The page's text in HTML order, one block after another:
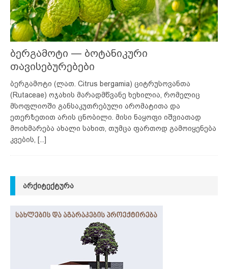
ბერგამოტი — ბოტანიკური
თავისებურებები
ბერგამოტი (ლათ. Citrus bergamia) ციტრუსოვანთა
(Rutaceae) ოჯახის მარადმწვანე ხეხილია, რომელიც
მსოფლიოში განსაკუთრებული არომატითა და
ეთერზეთით არის ცნობილი. მისი ნაყოფი იშვიათად
მოიხმარება ახალი სახით, თუმცა ფართოდ გამოიყენება
კვების, [...]
ᲐᲠᲥᲘᲢᲔᲥᲢᲣᲠᲐ